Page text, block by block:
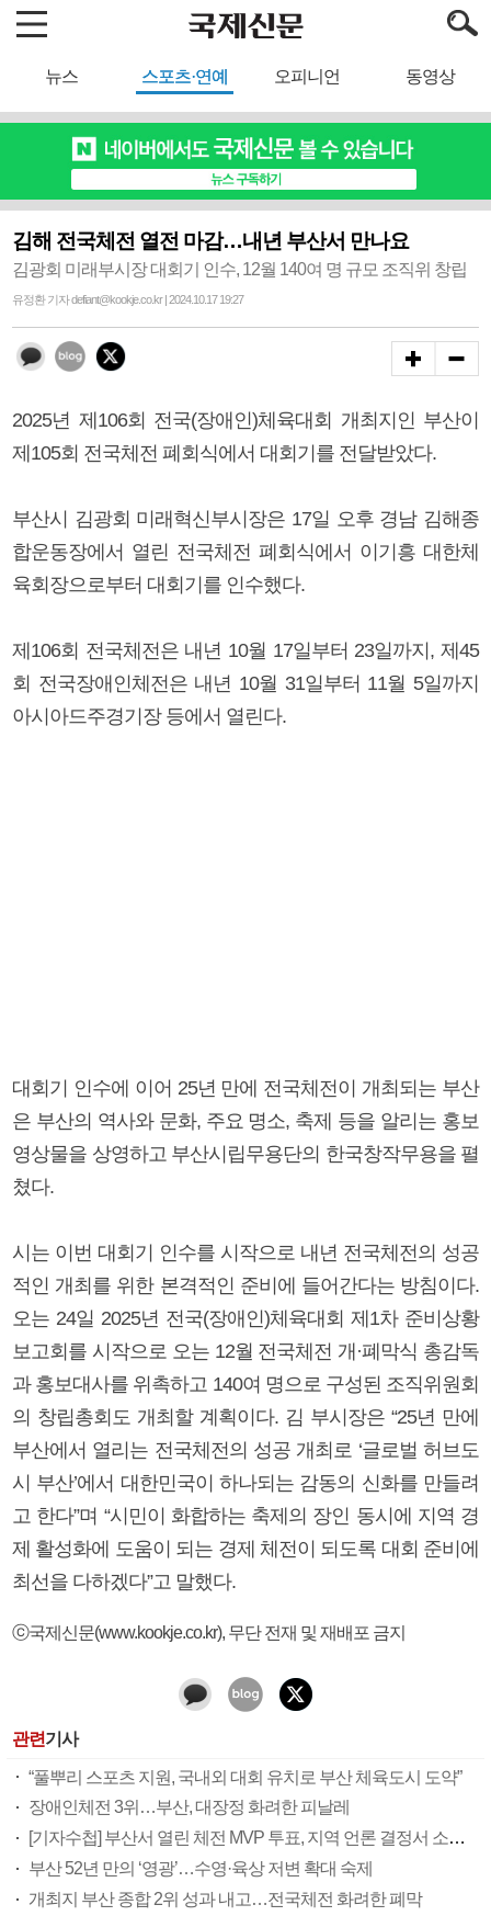
뉴스 스포츠·연예 오피니언 동영상
김해 전국체전 열전 마감…내년 부산서 만나요
김광회 미래부시장 대회기 인수, 12월 140여 명 규모 조직위 창립
유정환 기자 defiant@kookje.co.kr | 2024.10.17 19:27
2025년 제106회 전국(장애인)체육대회 개최지인 부산이
제105회 전국체전 폐회식에서 대회기를 전달받았다.
부산시 김광회 미래혁신부시장은 17일 오후 경남 김해종
합운동장에서 열린 전국체전 폐회식에서 이기흥 대한체
육회장으로부터 대회기를 인수했다.
제106회 전국체전은 내년 10월 17일부터 23일까지, 제45
회 전국장애인체전은 내년 10월 31일부터 11월 5일까지
아시아드주경기장 등에서 열린다.
대회기 인수에 이어 25년 만에 전국체전이 개최되는 부산
은 부산의 역사와 문화, 주요 명소, 축제 등을 알리는 홍보
영상물을 상영하고 부산시립무용단의 한국창작무용을 펼
쳤다.
시는 이번 대회기 인수를 시작으로 내년 전국체전의 성공
적인 개최를 위한 본격적인 준비에 들어간다는 방침이다.
오는 24일 2025년 전국(장애인)체육대회 제1차 준비상황
보고회를 시작으로 오는 12월 전국체전 개·폐막식 총감독
과 홍보대사를 위촉하고 140여 명으로 구성된 조직위원회
의 창립총회도 개최할 계획이다. 김 부시장은 “25년 만에
부산에서 열리는 전국체전의 성공 개최로 ‘글로벌 허브도
시 부산’에서 대한민국이 하나되는 감동의 신화를 만들려
고 한다”며 “시민이 화합하는 축제의 장인 동시에 지역 경
제 활성화에 도움이 되는 경제 체전이 되도록 대회 준비에
최선을 다하겠다”고 말했다.
ⓒ국제신문(www.kookje.co.kr), 무단 전재 및 재배포 금지
관련기사
“풀뿌리 스포츠 지원, 국내외 대회 유치로 부산 체육도시 도약”
장애인체전 3위…부산, 대장정 화려한 피날레
[기자수첩] 부산서 열린 체전 MVP 투표, 지역 언론 결정서 소외 유감
부산 52년 만의 ‘영광’…수영·육상 저변 확대 숙제
개최지 부산 종합 2위 성과 내고…전국체전 화려한 폐막